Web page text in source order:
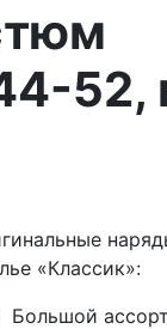
«Классик»:
Большой